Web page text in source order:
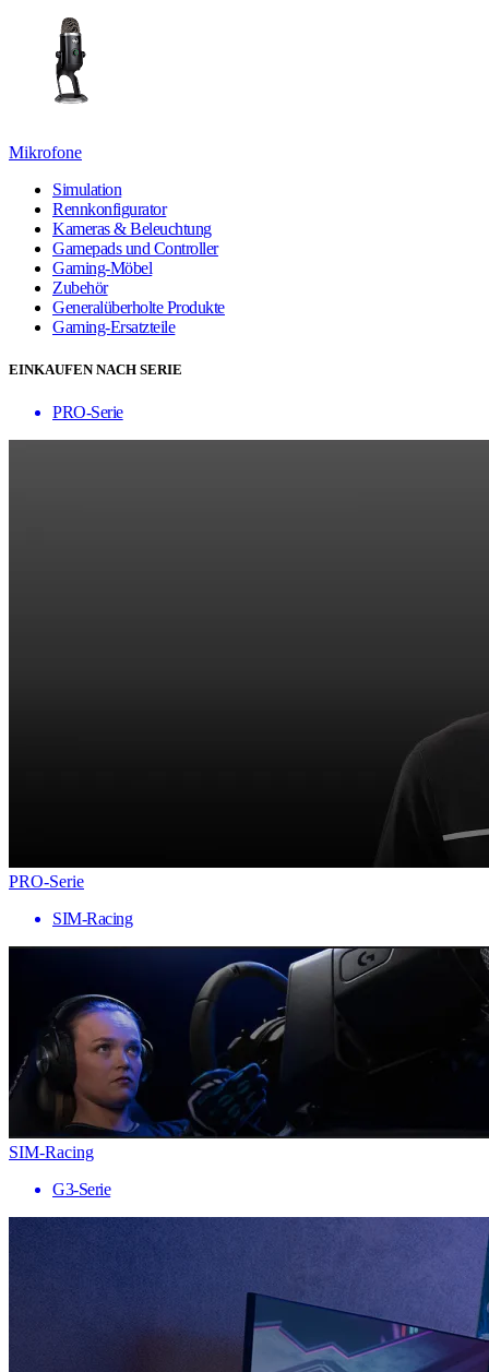
Mikrofone
Simulation
Rennkonfigurator
Kameras & Beleuchtung
Gamepads und Controller
Gaming-Möbel
Zubehör
Generalüberholte Produkte
Gaming-Ersatzteile
EINKAUFEN NACH SERIE
PRO-Serie
PRO-Serie
SIM-Racing
SIM-Racing
G3-Serie